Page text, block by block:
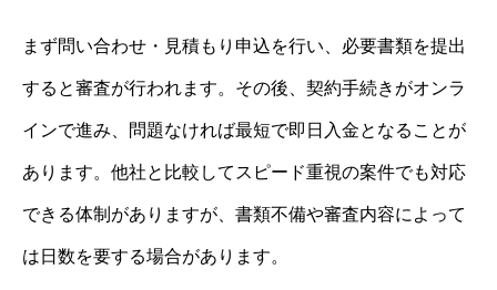
まず問い合わせ・見積もり申込を行い、必要書類を提出
すると審査が行われます。その後、契約手続きがオンラ
インで進み、問題なければ最短で即日入金となることが
あります。他社と比較してスピード重視の案件でも対応
できる体制がありますが、書類不備や審査内容によって
は日数を要する場合があります。